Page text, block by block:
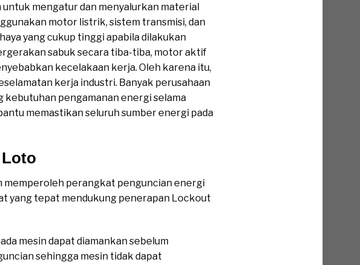
mengatur dan menyalurkan material
motor listrik, sistem transmisi, dan
yang cukup tinggi apabila dilakukan
sabuk secara tiba-tiba, motor aktif
kecelakaan kerja. Oleh karena itu,
kerja industri. Banyak perusahaan
kebutuhan pengamanan energi selama
memastikan seluruh sumber energi pada
Loto
memperoleh perangkat penguncian energi
yang tepat mendukung penerapan Lockout
mesin dapat diamankan sebelum
sehingga mesin tidak dapat